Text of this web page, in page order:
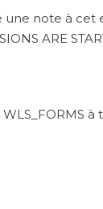
une note à cet
ARE
WLS_FORMS